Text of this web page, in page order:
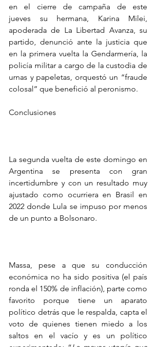
en el cierre de campaña de este
jueves su hermana, Karina Milei,
apoderada de La Libertad Avanza, su
partido, denunció ante la justicia que
en la primera vuelta la Gendarmería, la
policía militar a cargo de la custodia de
urnas y papeletas, orquestó un “fraude
colosal” que benefició al peronismo.
Conclusiones
La segunda vuelta de este domingo en
Argentina se presenta con gran
incertidumbre y con un resultado muy
ajustado como ocurriera en Brasil en
2022 donde Lula se impuso por menos
de un punto a Bolsonaro.
Massa, pese a que su conducción
económica no ha sido positiva (el país
ronda el 150% de inflación), parte como
favorito porque tiene un aparato
político detrás que le respalda, capta el
voto de quienes tienen miedo a los
saltos en el vacío y es un político